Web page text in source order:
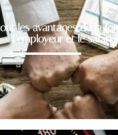
les avantages de la
l’employeur et le